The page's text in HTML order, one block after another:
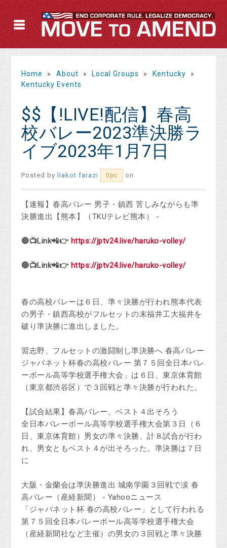
Home » About » Local Groups » Kentucky
»
Kentucky Events
$$【!LIVE!配信】春高
校バレー2023準決勝ラ
イブ2023年1月7日
Posted by liakot farazi 0pc on
【速報】春高バレー 男子・鎮西 苦しみながらも準
決勝進出【熊本】（TKUテレビ熊本） -
🔴📺Link📲👉 https://jptv24.live/haruko-volley/
🔴📺Link📲👉 https://jptv24.live/haruko-volley/
春の高校バレーは６日、準々決勝が行われ熊本代表
の男子・鎮西高校がフルセットの末福井工大福井を
破り準決勝に進出しました。
習志野、フルセットの激闘制し準決勝へ 春高バレー
ジャパネット杯春の高校バレー 第７５回全日本バレ
ーボール高等学校選手権大会」は６日、東京体育館
（東京都渋谷区）で３回戦と準々決勝が行われた。
【試合結果】春高バレー、ベスト４出そろう
全日本バレーボール高等学校選手権大会第３日（６
日、東京体育館）男女の準々決勝、計８試合が行わ
れ、男女ともベスト４が出そろった。準決勝は７日
に
大阪・金蘭会は準決勝進出 城南学園３回戦で涙 春
高バレー（産経新聞） - Yahooニュース
「ジャパネット杯 春の高校バレー」として行われる
第７５回全日本バレーボール高等学校選手権大会
（産経新聞社など主催）の男女の３回戦と準々決勝